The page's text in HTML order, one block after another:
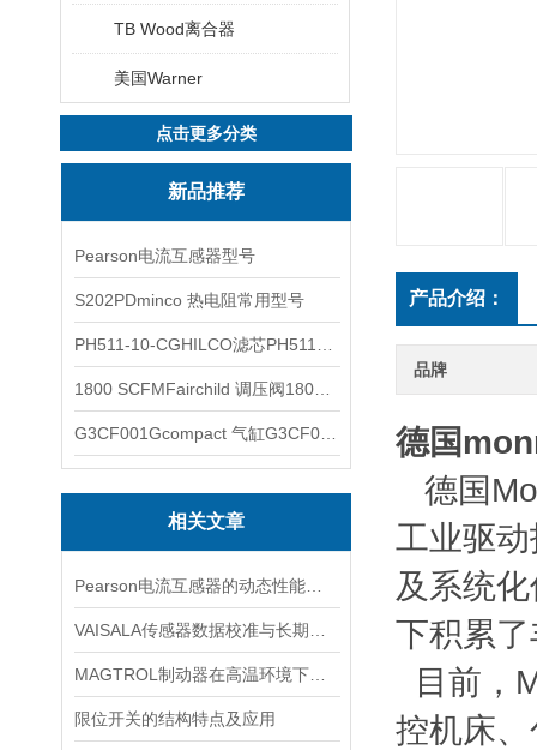
TB Wood离合器
美国Warner
点击更多分类
新品推荐
Pearson电流互感器型号
S202PDminco 热电阻常用型号
相关文章
限位开关的结构特点及应用
产品介绍：
品牌
德国
德国
工业驱
及系统
下积累
目前，
控机床